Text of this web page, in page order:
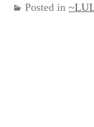
Posted in